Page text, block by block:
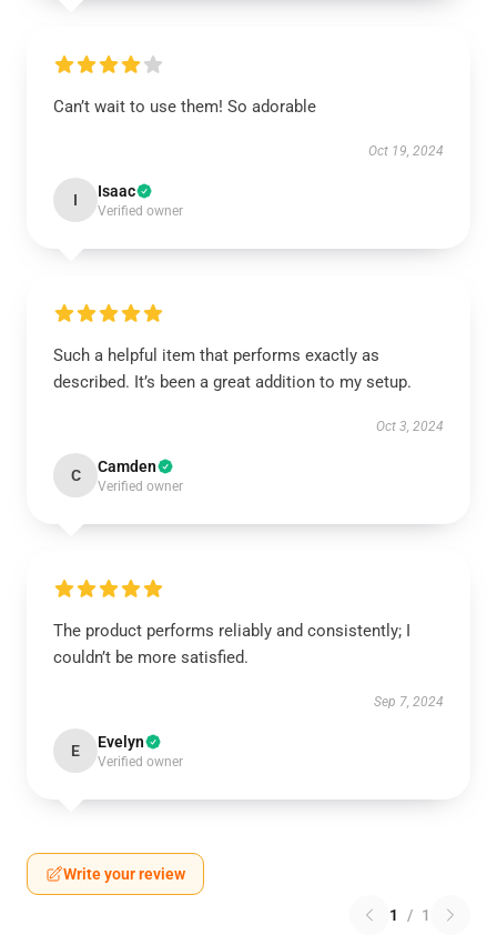
Can’t wait to use them! So adorable
Oct 19, 2024
I Isaac
Verified owner
Such a helpful item that performs exactly as
described. It’s been a great addition to my setup.
Oct 3, 2024
C Camden
Verified owner
The product performs reliably and consistently; I
couldn’t be more satisfied.
Sep 7, 2024
E Evelyn
Verified owner
Write your review
1 / 1